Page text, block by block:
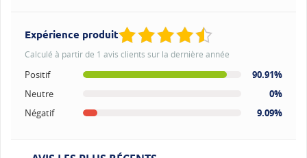
Expérience produit
Calculé à partir de 1 avis clients sur la dernière année
Positif
90.91%
Neutre
0%
Négatif
9.09%